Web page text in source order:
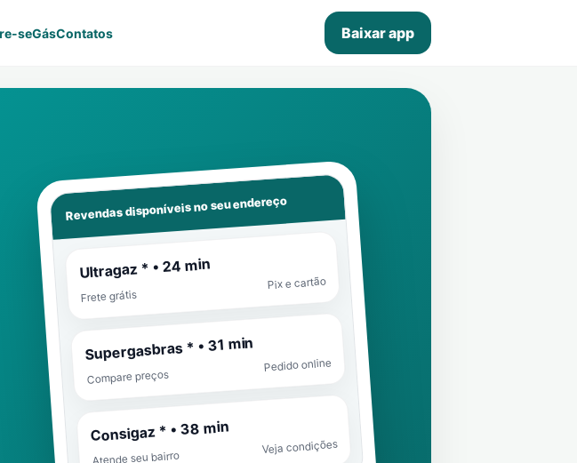
seGásContatos Baixar app
Revendas disponíveis no seu endereço
Ultragaz * • 24 min
Frete grátis
Pix e cartão
Supergasbras * • 31 min
Compare preços
Pedido online
Consigaz * • 38 min
Atende seu bairro
Veja condições